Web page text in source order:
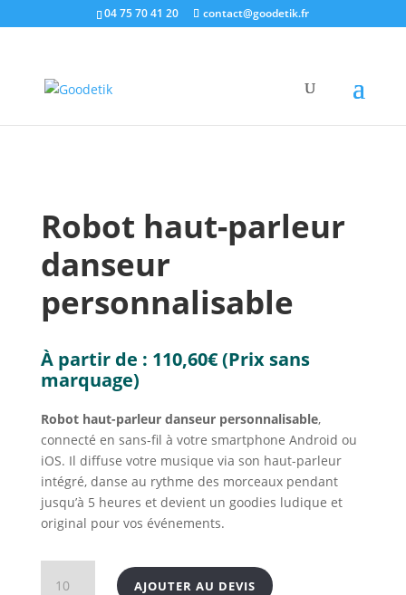
04 75 70 41 20 contact@goodetik.fr
e-shop/High-Tech & Multimédia
/ Robot
Robot haut-parleur
danseur
personnalisable
À partir de : 110,60€(Prix sans
marquage)
Robot haut-parleur danseur personnalisable,
connecté en sans-fil à votre smartphone Android ou
iOS. Il diffuse votre musique via son haut-parleur
intégré, danse au rythme des morceaux pendant
jusqu’à 5 heures et devient un goodies ludique et
original pour vos événements.
AJOUTER AU DEVIS